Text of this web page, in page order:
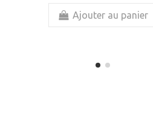
Ajouter au panier